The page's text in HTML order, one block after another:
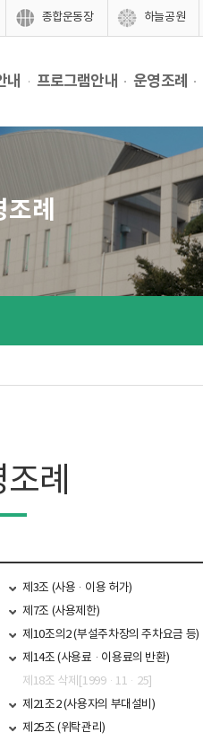
종합운동장 하늘공원
내 프로그램안내 운영조례
례
례
제3조 (사용·이용 허가)
제7조 (사용제한)
제10조의2 (부설주차장의 주차요금 등)
제14조 (사용료·이용료의 반환)
제18조 삭제[1999·11·25]
제21조2 (사용자의 부대설비)
제25조 (위탁관리)